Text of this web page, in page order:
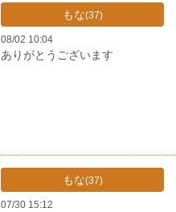
もな(37)
08/02 10:04
ありがとうございます
もな(37)
07/30 15:12